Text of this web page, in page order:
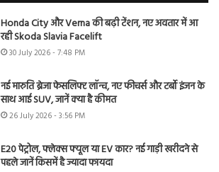
Honda City और Verna की बढ़ी टेंशन, नए अवतार में आ
रही Skoda Slavia Facelift
30 July 2026 - 7:48 PM
नई मारुति ब्रेजा फेसलिफ्ट लॉन्च, नए फीचर्स और टर्बो इंजन के
साथ आई SUV, जानें क्या है कीमत
26 July 2026 - 3:56 PM
E20 पेट्रोल, फ्लेक्स फ्यूल या EV कार? नई गाड़ी खरीदने से
पहले जानें किसमें है ज्यादा फायदा